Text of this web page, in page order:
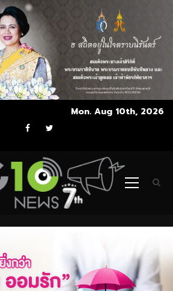
Mon. Aug 10th, 2026
Facebook
Twitter
Primary